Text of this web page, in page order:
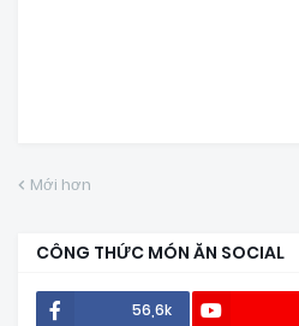
Mới hơn
CÔNG THỨC MÓN ĂN SOCIAL
56,6k